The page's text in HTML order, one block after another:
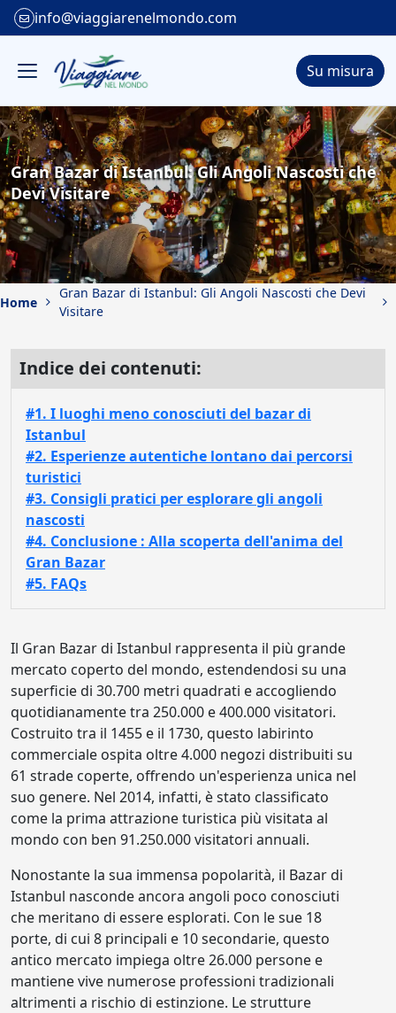
info@viaggiarenelmondo.com
Su misura
Gran Bazar di Istanbul: Gli Angoli Nascosti che
Devi Visitare
Home
Gran Bazar di Istanbul: Gli Angoli Nascosti che Devi
Visitare
Indice dei contenuti:
#1. I luoghi meno conosciuti del bazar di
Istanbul
#2. Esperienze autentiche lontano dai percorsi
turistici
#3. Consigli pratici per esplorare gli angoli
nascosti
#4. Conclusione : Alla scoperta dell'anima del
Gran Bazar
#5. FAQs
Il Gran Bazar di Istanbul rappresenta il più grande
mercato coperto del mondo, estendendosi su una
superficie di 30.700 metri quadrati e accogliendo
quotidianamente tra 250.000 e 400.000 visitatori.
Costruito tra il 1455 e il 1730, questo labirinto
commerciale ospita oltre 4.000 negozi distribuiti su
61 strade coperte, offrendo un'esperienza unica nel
suo genere. Nel 2014, infatti, è stato classificato
come la prima attrazione turistica più visitata al
mondo con ben 91.250.000 visitatori annuali.
Nonostante la sua immensa popolarità, il Bazar di
Istanbul nasconde ancora angoli poco conosciuti
che meritano di essere esplorati. Con le sue 18
porte, di cui 8 principali e 10 secondarie, questo
antico mercato impiega oltre 26.000 persone e
mantiene vive numerose professioni tradizionali
altrimenti a rischio di estinzione. Le strutture